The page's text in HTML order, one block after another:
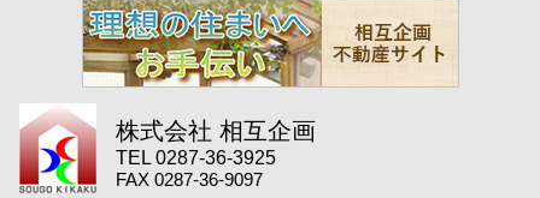
株式会社 相互企画
TEL 0287-36-3925
FAX 0287-36-9097